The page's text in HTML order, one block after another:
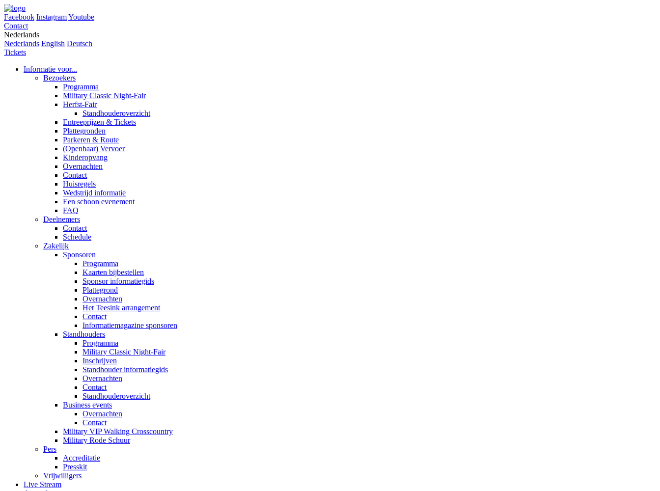
Facebook InstagramYoutube
Contact
Nederlands
Nederlands English Deutsch
Tickets
Informatie voor...
Bezoekers
Programma
Military Classic Night-Fair
Herfst-Fair
Standhouderoverzicht
Entreeprijzen & Tickets
Plattegronden
Parkeren & Route
(Openbaar) Vervoer
Kinderopvang
Overnachten
Contact
Huisregels
Wedstrijd informatie
Een schoon evenement
FAQ
Deelnemers
Contact
Schedule
Zakelijk
Sponsoren
Programma
Kaarten bijbestellen
Sponsor informatiegids
Plattegrond
Overnachten
Het Teesink arrangement
Contact
Informatiemagazine sponsoren
Standhouders
Programma
Military Classic Night-Fair
Inschrijven
Standhouder informatiegids
Overnachten
Contact
Standhouderoverzicht
Business events
Overnachten
Contact
Military VIP Walking Crosscountry
Military Rode Schuur
Pers
Accreditatie
Presskit
Vrijwilligers
Live Stream